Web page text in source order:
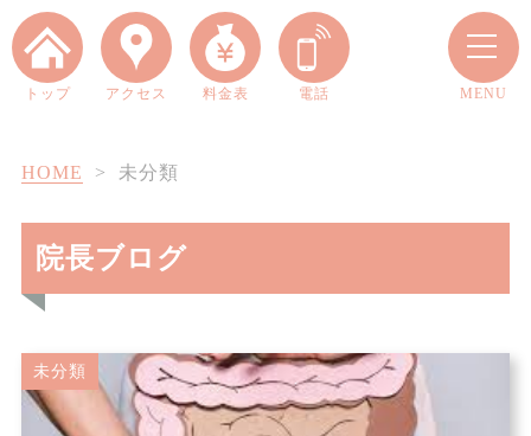
トップ アクセス 料金表 電話 MENU
HOME > 未分類
院長ブログ
未分類 当院について
四十肩・五十肩とは？